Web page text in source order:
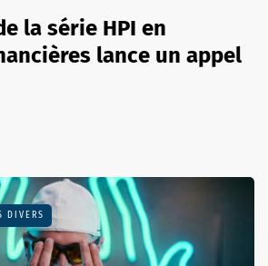
la série HPI en
lance un appel
DIVERS